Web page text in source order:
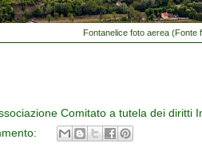
Fontanelice foto aerea (Fonte
Comitato a tutela dei diritti